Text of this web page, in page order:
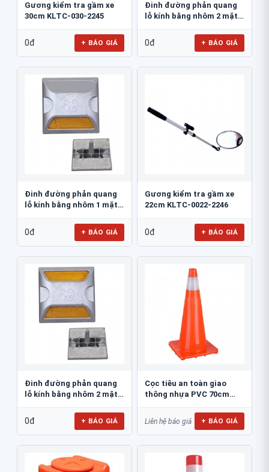
Gương kiểm tra gầm xe
30cm KLTC-030-2245
0đ + BÁO GIÁ
Đinh đường phản quang
lỗ kính bằng nhôm 2 mặt
0đ + BÁO GIÁ
Đinh đường phản quang
lỗ kính bằng nhôm 1 mặt
0đ + BÁO GIÁ
Gương kiểm tra gầm xe
22cm KLTC-0022-2246
0đ + BÁO GIÁ
Đinh đường phản quang
lỗ kính bằng nhôm 2 mặt
0đ + BÁO GIÁ
Cọc tiêu an toàn giao
thông nhựa PVC 70cm
Liên hệ báo giá + BÁO GIÁ